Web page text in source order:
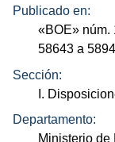
Publicado en:
«BOE» núm.
58643 a
Sección:
I.
Departamento:
Ministerio de